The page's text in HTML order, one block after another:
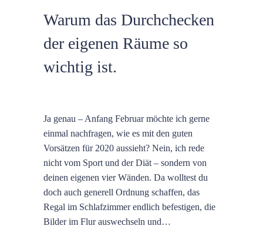
Warum das Durchchecken
der eigenen Räume so
wichtig ist.
Ja genau – Anfang Februar möchte ich gerne
einmal nachfragen, wie es mit den guten
Vorsätzen für 2020 aussieht? Nein, ich rede
nicht vom Sport und der Diät – sondern von
deinen eigenen vier Wänden. Da wolltest du
doch auch generell Ordnung schaffen, das
Regal im Schlafzimmer endlich befestigen, die
Bilder im Flur auswechseln und…